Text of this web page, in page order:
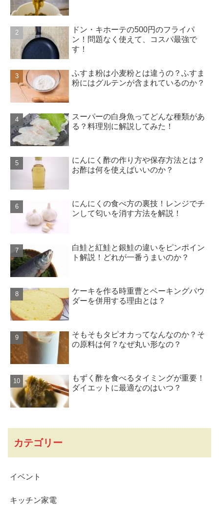
ドン・キホーテの500円のフライパ
ン！問題なく使えて、コスパ最強で
す！
ふすま粉は小麦粉とは違うの？ふすま
粉にはグルテンが含まれているのか？
スーパーの白身魚ってどんな種類があ
る？料理別に解説してみた！
にんにく酢の作り方や保存方法とは？
お酢は何を使えばいいのか？
にんにくの食べ方の裏技！レンジでチ
ンして匂いを消す方法を解説！
白鮭と紅鮭と銀鮭の違いをピンポイン
ト解説！どれが一番うまいのか？
ケーキを作る時重曹とベーキングパウ
ダーを併用する理由とは？
そもそもタピオカってなんなのか？そ
の原料は何？なぜ丸い形なの？
もずく酢を食べるタイミングが重要！
ダイエットに最適なのはいつ？
カテゴリー
イベント
キッチン家電